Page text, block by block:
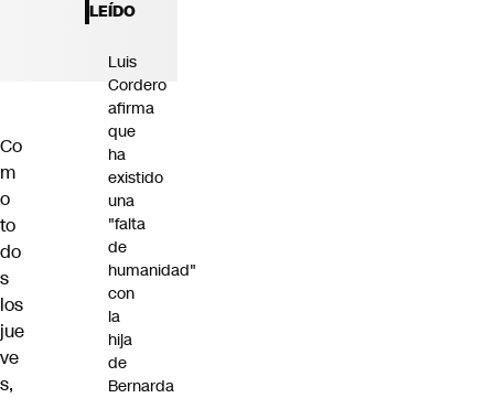
Co
m
o
to
do
s
los
jue
ve
s,
LEÍDO
Luis
Cordero
afirma
que
ha
existido
una
"falta
de
humanidad"
con
la
hija
de
Bernarda